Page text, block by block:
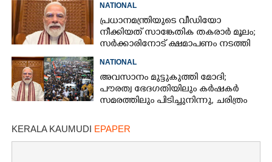
NATIONAL
പ്രധാനമന്ത്രിയുടെ വീഡിയോ
നീക്കിയത് സാങ്കേതിക തകരാർ മൂലം;
സർക്കാരിനോട് ക്ഷമാപണം നടത്തി
NATIONAL
അവസാനം മുട്ടുകുത്തി മോദി;
പൗരത്വ ഭേദഗതിയിലും കർഷകർ
സമരത്തിലും പിടിച്ചുനിന്നു, ചരിത്രം
KERALA KAUMUDI EPAPER